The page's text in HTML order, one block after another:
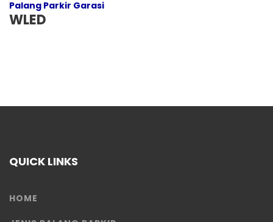
Palang Parkir Garasi
WLED
QUICK LINKS
HOME